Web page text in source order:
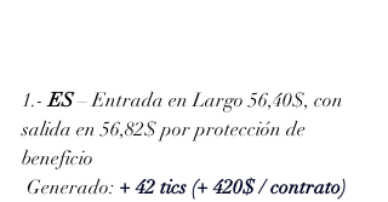
1.- ES – Entrada en Largo 56,40$, con
salida en 56,82$ por protección de
beneficio
Generado: + 42 tics (+ 420$ / contrato)